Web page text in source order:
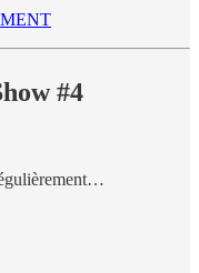
#4